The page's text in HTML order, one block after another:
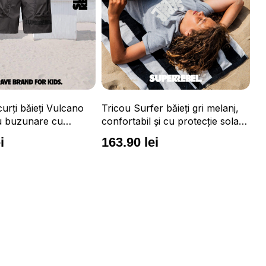
Tricou Surfer băieți gri melanj,
confortabil și cu protecție solară
163.90 lei